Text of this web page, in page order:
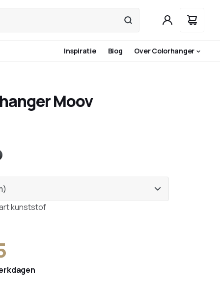
Inspiratie Blog Over Colorhanger
Moov
kunststof
kunststof